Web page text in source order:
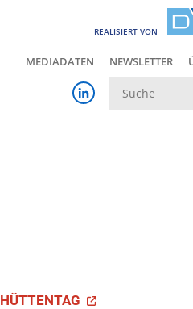
REALISIERT VON
MEDIADATEN NEWSLETTER
HÜTTENTAG